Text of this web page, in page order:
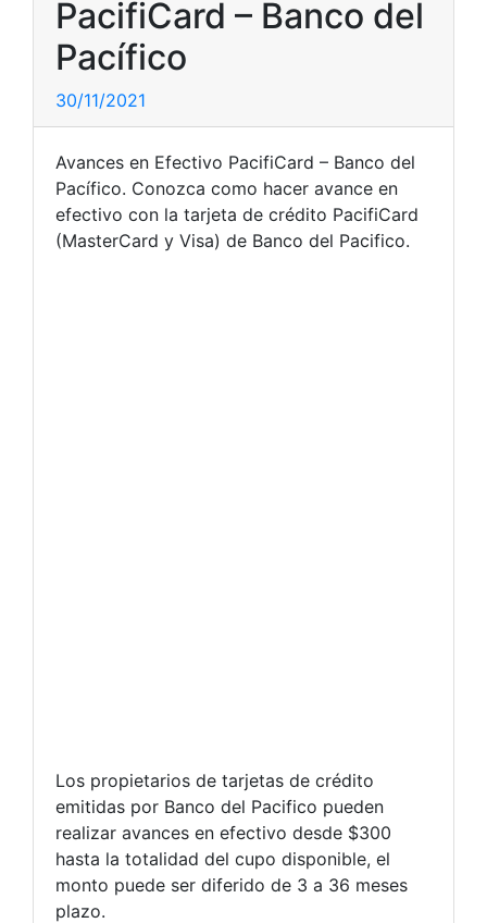
PacifiCard – Banco del
Pacífico
30/11/2021
Avances en Efectivo PacifiCard – Banco del
Pacífico. Conozca como hacer avance en
efectivo con la tarjeta de crédito PacifiCard
(MasterCard y Visa) de Banco del Pacifico.
Los propietarios de tarjetas de crédito
emitidas por Banco del Pacifico pueden
realizar avances en efectivo desde $300
hasta la totalidad del cupo disponible, el
monto puede ser diferido de 3 a 36 meses
plazo.